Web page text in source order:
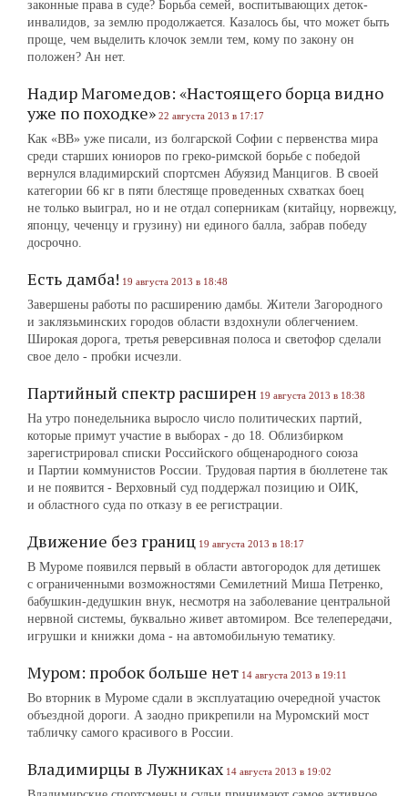
законные права в суде? Борьба семей, воспитывающих деток-
инвалидов, за землю продолжается. Казалось бы, что может быть
проще, чем выделить клочок земли тем, кому по закону он
положен? Ан нет.
Надир Магомедов: «Настоящего борца видно
уже по походке» 22 августа 2013 в 17:17
Как «ВВ» уже писали, из болгарской Софии с первенства мира
среди старших юниоров по греко-римской борьбе с победой
вернулся владимирский спортсмен Абуязид Манцигов. В своей
категории 66 кг в пяти блестяще проведенных схватках боец
не только выиграл, но и не отдал соперникам (китайцу, норвежцу,
японцу, чеченцу и грузину) ни единого балла, забрав победу
досрочно.
Есть дамба! 19 августа 2013 в 18:48
Завершены работы по расширению дамбы. Жители Загородного
и заклязьминских городов области вздохнули облегчением.
Широкая дорога, третья реверсивная полоса и светофор сделали
свое дело ‑ пробки исчезли.
Партийный спектр расширен 19 августа 2013 в 18:38
На утро понедельника выросло число политических партий,
которые примут участие в выборах - до 18. Облизбирком
зарегистрировал списки Российского общенародного союза
и Партии коммунистов России. Трудовая партия в бюллетене так
и не появится - Верховный суд поддержал позицию и ОИК,
и областного суда по отказу в ее регистрации.
Движение без границ 19 августа 2013 в 18:17
В Муроме появился первый в области автогородок для детишек
с ограниченными возможностями Семилетний Миша Петренко,
бабушкин-дедушкин внук, несмотря на заболевание центральной
нервной системы, буквально живет автомиром. Все телепередачи,
игрушки и книжки дома - на автомобильную тематику.
Муром: пробок больше нет 14 августа 2013 в 19:11
Во вторник в Муроме сдали в эксплуатацию очередной участок
объездной дороги. А заодно прикрепили на Муромский мост
табличку самого красивого в России.
Владимирцы в Лужниках 14 августа 2013 в 19:02